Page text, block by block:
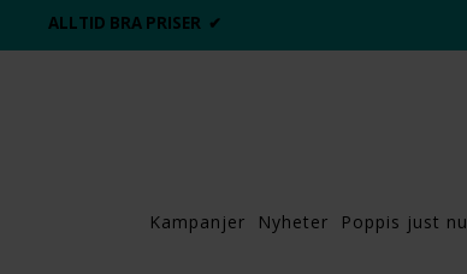
ALLTID BRA PRISER ✔
Kampanjer Nyheter Poppis just nu